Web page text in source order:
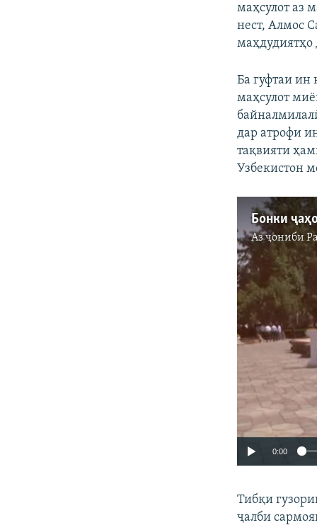
маҳсулот аз
нест, Алмос
маҳдудиятҳо
Ба гуфтаи
маҳсулот
дар атрофи
тақвияти
Узбекистон
Аз ҷониби
0:00
Тибқи
ҷалби